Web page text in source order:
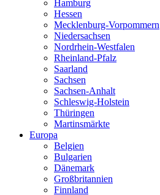
Hamburg
Hessen
Mecklenburg-Vorpommern
Niedersachsen
Nordrhein-Westfalen
Rheinland-Pfalz
Saarland
Sachsen
Sachsen-Anhalt
Schleswig-Holstein
Thüringen
Martinsmärkte
Europa
Belgien
Bulgarien
Dänemark
Großbritannien
Finnland